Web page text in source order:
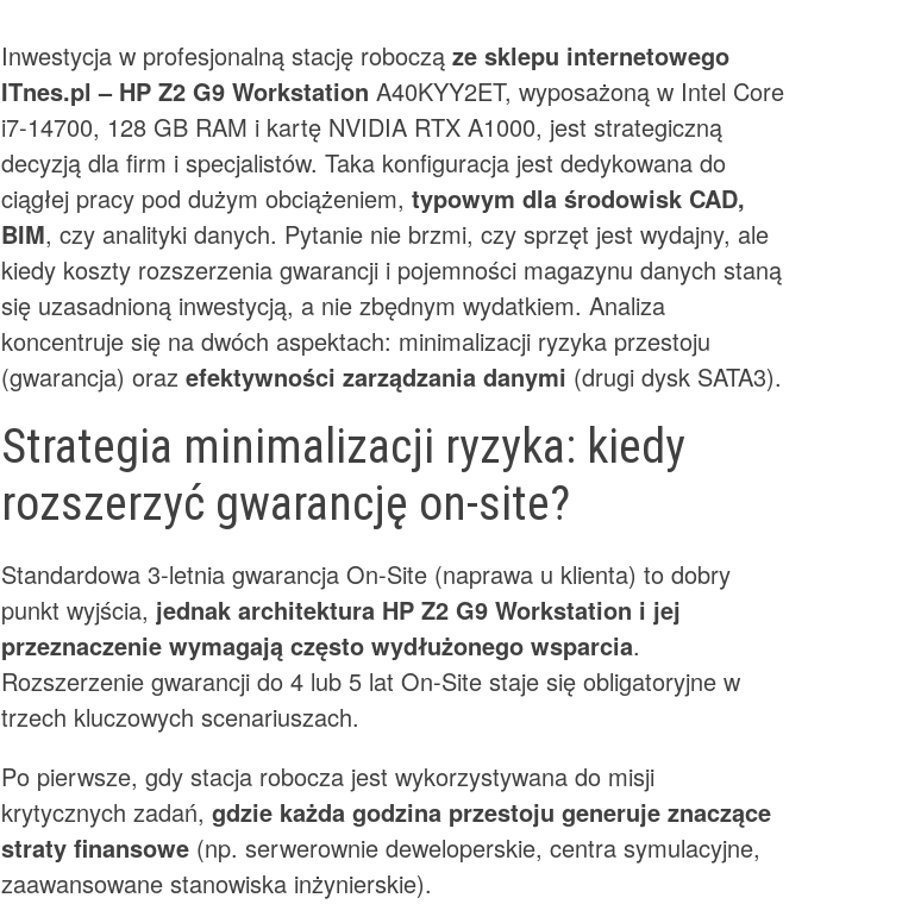
Inwestycja w profesjonalną stację robocząze sklepu internetowego
ITnes.pl – HP Z2 G9 Workstation A40KYY2ET, wyposażoną w Intel Core
i7-14700, 128 GB RAM i kartę NVIDIA RTX A1000, jest strategiczną
decyzją dla firm i specjalistów. Taka konfiguracja jest dedykowana do
ciągłej pracy pod dużym obciążeniem,typowym dla środowisk CAD,
BIM, czy analityki danych. Pytanie nie brzmi, czy sprzęt jest wydajny, ale
kiedy koszty rozszerzenia gwarancji i pojemności magazynu danych staną
się uzasadnioną inwestycją, a nie zbędnym wydatkiem. Analiza
koncentruje się na dwóch aspektach: minimalizacji ryzyka przestoju
(gwarancja) orazefektywności zarządzania danymi (drugi dysk SATA3).
Strategia minimalizacji ryzyka: kiedy
rozszerzyć gwarancję on-site?
Standardowa 3-letnia gwarancja On-Site (naprawa u klienta) to dobry
punkt wyjścia, jednak architektura HP Z2 G9 Workstation i jej
przeznaczenie wymagają często wydłużonego wsparcia.
Rozszerzenie gwarancji do 4 lub 5 lat On-Site staje się obligatoryjne w
trzech kluczowych scenariuszach.
Po pierwsze, gdy stacja robocza jest wykorzystywana do misji
krytycznych zadań,gdzie każda godzina przestoju generuje znaczące
straty finansowe (np. serwerownie deweloperskie, centra symulacyjne,
zaawansowane stanowiska inżynierskie).